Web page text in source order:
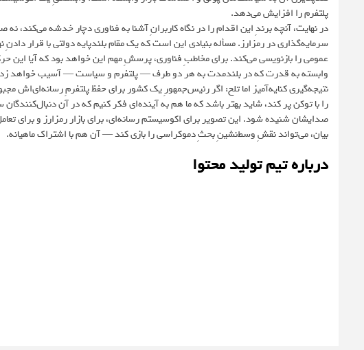
پلتفرم را افزایش می‌دهد.
در نهایت، آنچه برندِ این اقدام را در نگاه کاربرانِ آشنا به فناوری دچار خدشه
سرمایه‌گذاری در رمزارز. مسأله بنیادی این است که یک مقام بلندپایه دولتی با قرار
عمومی را بازنویسی می‌کند. برای مخاطبِ فناوری، پرسشِ مهم این خواهد بود که آیا این
وابسته به قدرت که در بلندمدت به هر دو طرف — پلتفرم و سیاست — آسیب خواهد
نتیجه‌گیری کنایه‌آمیز اما تلخ: اگر رئیس‌جمهورِ یک کشور برای حفظ پلتفرمِ رسانه‌ای‌اش
را با توکن پر کند، شاید بهتر باشد که ما هم به آینده‌ای فکر کنیم که در آن
صدایشان شنیده شود. این تصویر برای اکوسیستم رسانه‌ای، برای بازار رمزارز و برای
بیان، می‌تواند نقشِ وسط‌نشینِ بحثِ دموکراسی را بازی کند — آن هم با اشتراک ماهیانه.
درباره تیم تولید محتوا